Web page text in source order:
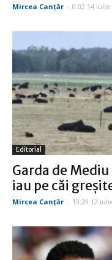
Mircea Canţăr - 0:02 14 iulie
Editorial
Garda de
iau pe căi
Mircea Canţăr - 13:29 12